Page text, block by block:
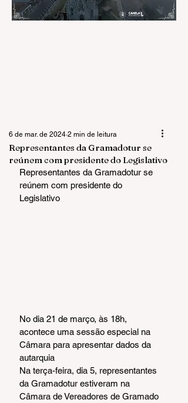
Representantes da Gramadotur se
reúnem com presidente do Legislativo
6 de mar. de 2024 2 min de leitura
Representantes da Gramadotur se
reúnem com presidente do
Legislativo
No dia 21 de março, às 18h,
acontece uma sessão especial na
Câmara para apresentar dados da
autarquia
Na terça-feira, dia 5, representantes
da Gramadotur estiveram na
Câmara de Vereadores de Gramado